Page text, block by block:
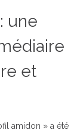
une
et
amidon » a été